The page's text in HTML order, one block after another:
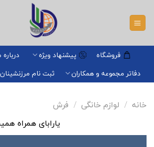
content
فروشگاه پیشنهاد ویژه درباره
دفاتر مجموعه و همکاران
ثبت نام مرزنشینان
خانه / لوازم خانگی / فرش
یارابای همراه